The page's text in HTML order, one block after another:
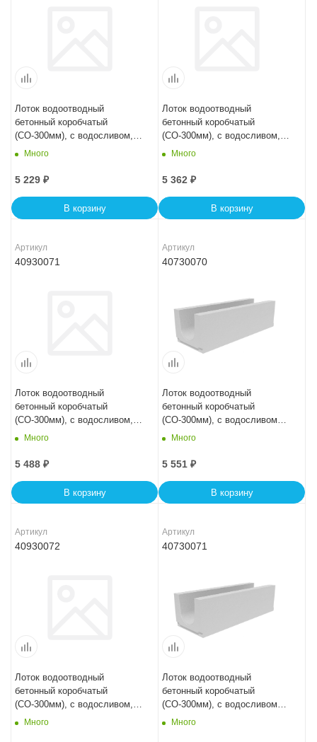
Лоток водоотводный
бетонный коробчатый
(СО-300мм), с водосливом,
KUв 100.44(30).31,5(25) -
Много
5 229 ₽
В корзину
Лоток водоотводный
бетонный коробчатый
(СО-300мм), с водосливом,
KUв 100.44(30).34(27,5) -
Много
5 362 ₽
В корзину
Артикул
40930071
Лоток водоотводный
бетонный коробчатый
(СО-300мм), с водосливом,
KUв 100.44(30).36,5(30) -
Много
5 488 ₽
В корзину
Артикул
40730070
Лоток водоотводный
бетонный коробчатый
(СО-300мм), с водосливом
КUв 100.44(30).45(38) - BGU-
Много
5 551 ₽
В корзину
Артикул
40930072
Лоток водоотводный
бетонный коробчатый
(СО-300мм), с водосливом,
KUв 100.44(30).39(32,5) -
Много
Артикул
40730071
Лоток водоотводный
бетонный коробчатый
(СО-300мм), с водосливом
КUв 100.44(30).47,5(40,5) -
Много